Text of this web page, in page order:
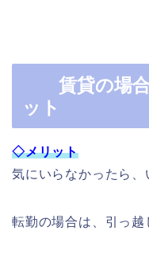
賃貸の場合
ット
◇メリット
気にいらなかったら、
転勤の場合は、引っ越